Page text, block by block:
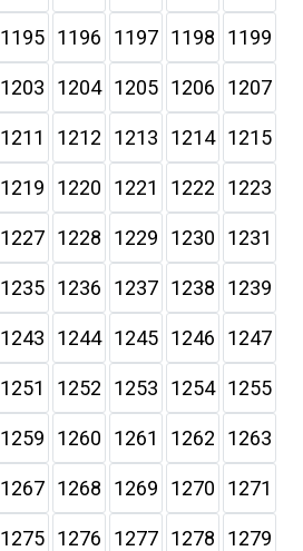
1195 1196 1197 1198 1199
1203 1204 1205 1206 1207
1211 1212 1213 1214 1215
1219 1220 1221 1222 1223
1227 1228 1229 1230 1231
1235 1236 1237 1238 1239
1243 1244 1245 1246 1247
1251 1252 1253 1254 1255
1259 1260 1261 1262 1263
1267 1268 1269 1270 1271
1275 1276 1277 1278 1279